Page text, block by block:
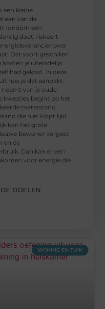
een kleine
een van de
rondom een
doet, riskeert
over
Dat soort geschillen
kosten je uiteindelijk
had gekost. In deze
hoe je dat aanpakt.
neemt van je oude
kwesties begint op het
meterstand
die niet klopt lijkt
kan het grote
bewoner vergeet
en de
Dan kan er een
voor energie die
DOELEN
WONING EN TUIN